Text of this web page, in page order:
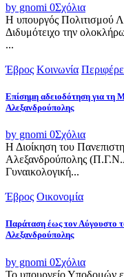
by gnomi 0Σχόλια
Η υπουργός Πολιτισμού
Διδυμότειχο την
...
Έβρος Κοινωνία
Επίσημη αδειοδότηση για
Αλεξανδρούπολης
by gnomi 0Σχόλια
Η Διοίκηση του
Αλεξανδρούπολης
Γυναικολογική...
Έβρος Οικονομία
Παράταση έως τον Αύγουστο
Αλεξανδρούπολης
by gnomi 0Σχόλια
Το υπουργείο Υποδομών